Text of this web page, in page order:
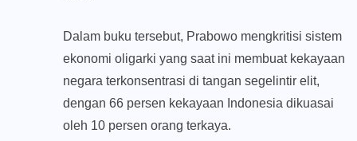
Dalam buku tersebut, Prabowo mengkritisi sistem
ekonomi oligarki yang saat ini membuat kekayaan
negara terkonsentrasi di tangan segelintir elit,
dengan 66 persen kekayaan Indonesia dikuasai
oleh 10 persen orang terkaya.